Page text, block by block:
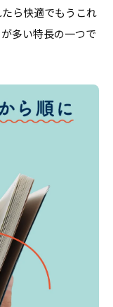
ら快適でもうこれ
多い特長の一つで